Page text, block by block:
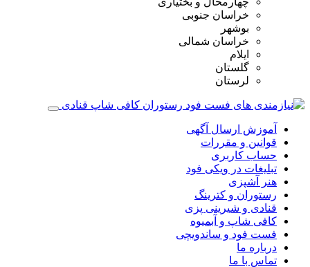
خراسان جنوبی
بوشهر
خراسان شمالی
ایلام
گلستان
لرستان
آموزش ارسال آگهی
قوانین و مقررات
حساب کاربری
تبلیغات در ویکی فود
هنر آشپزی
رستوران و کترینگ
قنادی و شیرینی پزی
کافی شاپ و آبمیوه
فست فود و ساندویچی
درباره ما
تماس با ما